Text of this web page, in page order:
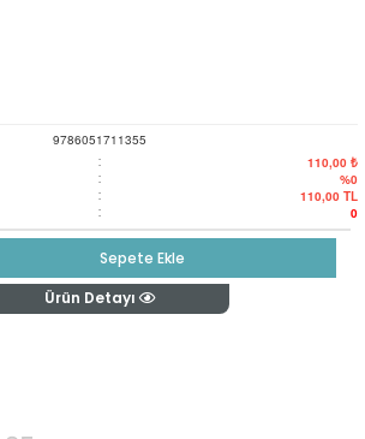
9786051711355
: 110,00 ₺
: %0
: 110,00 TL
: 0
Sepete Ekle
Ürün Detayı